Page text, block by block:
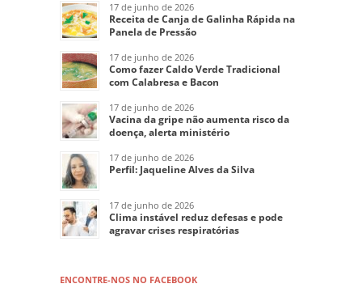
17 de junho de 2026
Receita de Canja de Galinha Rápida na
Panela de Pressão
17 de junho de 2026
Como fazer Caldo Verde Tradicional
com Calabresa e Bacon
17 de junho de 2026
Vacina da gripe não aumenta risco da
doença, alerta ministério
17 de junho de 2026
Perfil: Jaqueline Alves da Silva
17 de junho de 2026
Clima instável reduz defesas e pode
agravar crises respiratórias
ENCONTRE-NOS NO FACEBOOK